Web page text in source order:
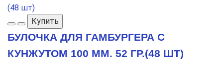
Купить
БУЛОЧКА ДЛЯ ГАМБУРГЕРА С
КУНЖУТОМ 100 ММ. 52 ГР.(48 ШТ)